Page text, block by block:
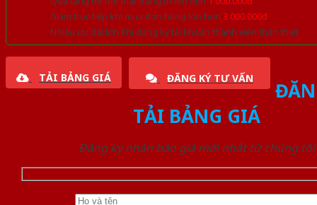
Giảm trực tiếp khi mua đơn hàng lớn hơn 3.000.000đ
Nhiều ưu đãi lớn khi đăng ký tài khoản thành viên thân thiết
TẢI BẢNG GIÁ ĐĂNG KÝ TƯ VẤN
TẢI BẢNG GIÁ
Đăng ký nhận báo giá mới nhất từ chúng tôi